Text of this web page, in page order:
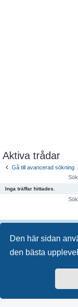
Den här sidan
den bästa
Aktiva trådar
Gå till avancerad sökning
Inga träffar hittades.
Swedish